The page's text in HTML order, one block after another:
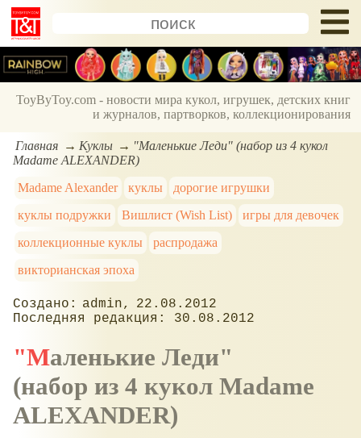
ToyByToy.com - новости мира кукол, игрушек, детских книг
и журналов, партворков, коллекционирования
Главная Куклы
"Маленькие Леди" (набор из 4 кукол
Madame ALEXANDER)
Madame Alexander
куклы
дорогие игрушки
куклы подружки
Вишлист (Wish List)
игры для девочек
коллекционные куклы
распродажа
викторианская эпоха
admin
22.08.2012
30.08.2012
"Маленькие Леди"
(набор из 4 кукол Madame
ALEXANDER)